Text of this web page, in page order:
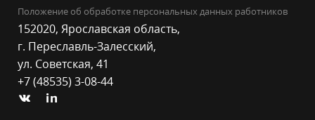
Положение об обработке персональных данных работников
152020, Ярославская область,
г. Переславль-Залесский,
ул. Советская, 41
+7 (48535) 3-08-44